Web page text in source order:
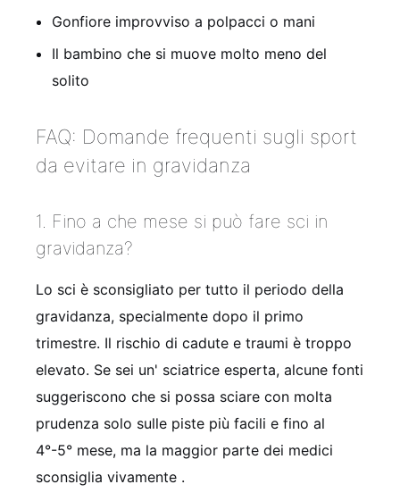
Gonfiore improvviso a polpacci o mani
Il bambino che si muove molto meno del
solito
FAQ: Domande frequenti sugli sport
da evitare in gravidanza
1. Fino a che mese si può fare sci in
gravidanza?
Lo sci è sconsigliato per tutto il periodo della
gravidanza, specialmente dopo il primo
trimestre. Il rischio di cadute e traumi è troppo
elevato. Se sei un' sciatrice esperta, alcune fonti
suggeriscono che si possa sciare con molta
prudenza solo sulle piste più facili e fino al
4°-5° mese, ma la maggior parte dei medici
sconsiglia vivamente .